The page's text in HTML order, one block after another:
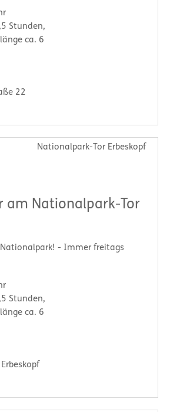
Stunden,
ca. 6
22
Nationalpark-Tor Erbeskopf
am Nationalpark-Tor
- Immer freitags
Stunden,
ca. 6